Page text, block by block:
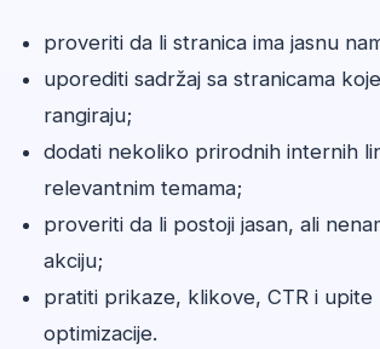
proveriti da li stranica ima jasnu
uporediti sadržaj sa stranicama
rangiraju;
dodati nekoliko prirodnih internih
relevantnim temama;
proveriti da li postoji jasan, ali
akciju;
pratiti prikaze, klikove, CTR i upite
optimizacije.